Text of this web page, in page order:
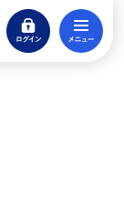
ログイン
閉じる